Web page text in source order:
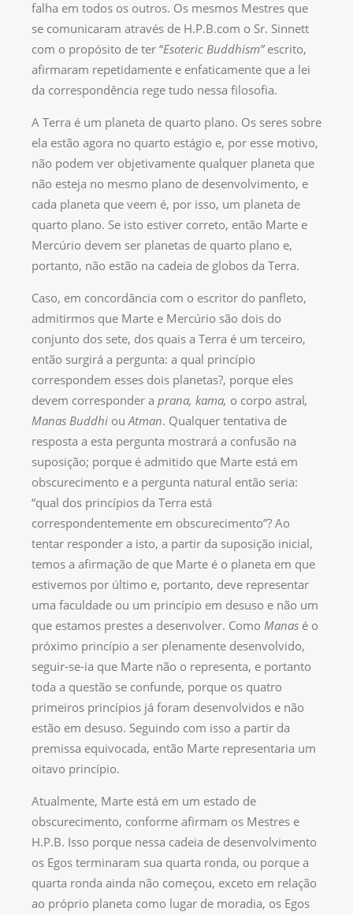
falha em todos os outros. Os mesmos Mestres que
se comunicaram através de H.P.B.com o Sr. Sinnett
com o propósito de ter “Esoteric Buddhism”escrito,
afirmaram repetidamente e enfaticamente que a lei
da correspondência rege tudo nessa filosofia.
A Terra é um planeta de quarto plano. Os seres sobre
ela estão agora no quarto estágio e, por esse motivo,
não podem ver objetivamente qualquer planeta que
não esteja no mesmo plano de desenvolvimento, e
cada planeta que veem é, por isso, um planeta de
quarto plano. Se isto estiver correto, então Marte e
Mercúrio devem ser planetas de quarto plano e,
portanto, não estão na cadeia de globos da Terra.
Caso, em concordância com o escritor do panfleto,
admitirmos que Marte e Mercúrio são dois do
conjunto dos sete, dos quais a Terra é um terceiro,
então surgirá a pergunta: a qual princípio
correspondem esses dois planetas?, porque eles
devem corresponder a prana, kama, o corpo astral,
Manas Buddhi ou Atman. Qualquer tentativa de
resposta a esta pergunta mostrará a confusão na
suposição; porque é admitido que Marte está em
obscurecimento e a pergunta natural então seria:
“qual dos princípios da Terra está
correspondentemente em obscurecimento”? Ao
tentar responder a isto, a partir da suposição inicial,
temos a afirmação de que Marte é o planeta em que
estivemos por último e, portanto, deve representar
uma faculdade ou um princípio em desuso e não um
que estamos prestes a desenvolver. Como Manas é o
próximo princípio a ser plenamente desenvolvido,
seguir-se-ia que Marte não o representa, e portanto
toda a questão se confunde, porque os quatro
primeiros princípios já foram desenvolvidos e não
estão em desuso. Seguindo com isso a partir da
premissa equivocada, então Marte representaria um
oitavo princípio.
Atualmente, Marte está em um estado de
obscurecimento, conforme afirmam os Mestres e
H.P.B. Isso porque nessa cadeia de desenvolvimento
os Egos terminaram sua quarta ronda, ou porque a
quarta ronda ainda não começou, exceto em relação
ao próprio planeta como lugar de moradia, os Egos